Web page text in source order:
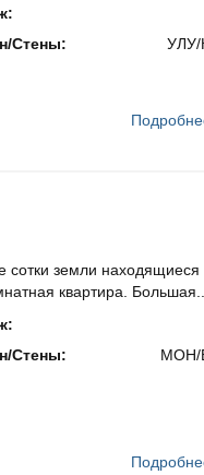
Стены:
УЛУ/
сотки земли находящиеся
квартира. Большая...
Стены:
МОН/